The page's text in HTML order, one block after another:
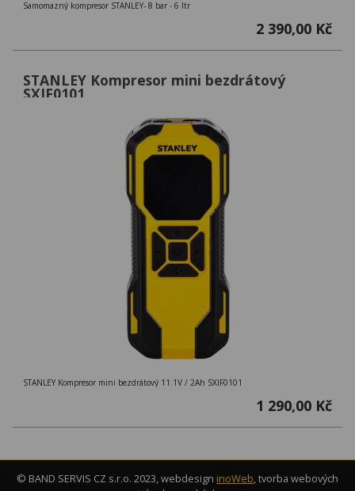
Samomazný kompresor STANLEY- 8 bar - 6 ltr
2 390,00 Kč
STANLEY Kompresor mini bezdrátový
SXIF0101
STANLEY Kompresor mini bezdrátový 11.1V / 2Ah SXIF0101
1 290,00 Kč
© BAND SERVIS CZ s.r.o. 2023, webdesign inoWeb, tvorba webových